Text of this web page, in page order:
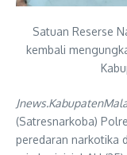
Satuan Reserse
kembali
(Satresnarkoba)
peredaran narkotika